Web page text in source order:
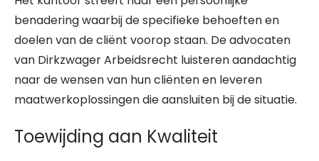
benadering waarbij de specifieke behoeften en
doelen van de cliënt voorop staan. De advocaten
van Dirkzwager Arbeidsrecht luisteren aandachtig
naar de wensen van hun cliënten en leveren
maatwerkoplossingen die aansluiten bij de situatie.
Toewijding aan Kwaliteit